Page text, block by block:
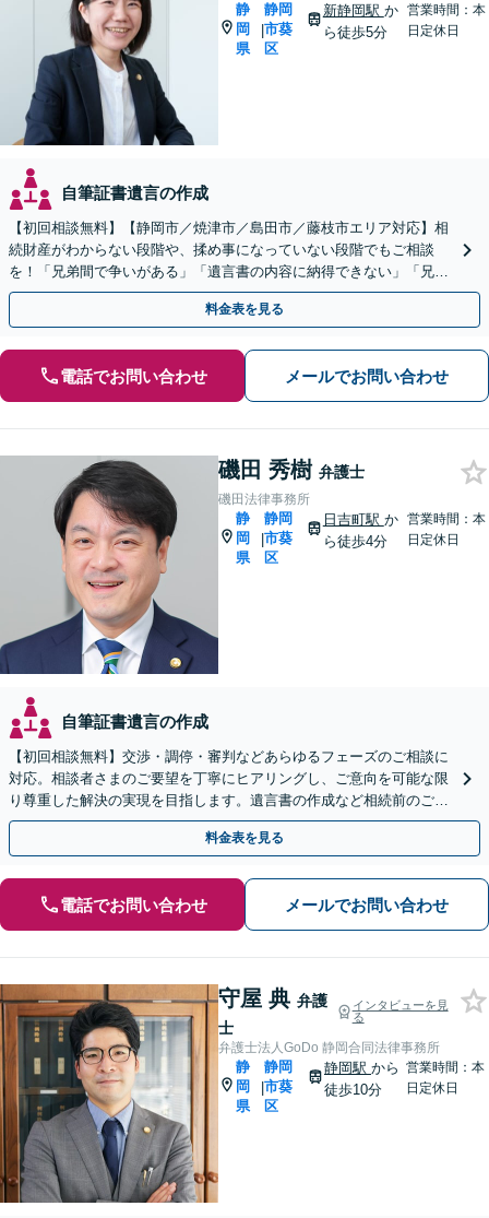
静
岡
県
|
静岡
市葵
区
新静岡駅 か
ら徒歩5分
営業時間：本
日定休日
自筆証書遺言の作成
【初回相談無料】【静岡市／焼津市／島田市／藤枝市エリア対応】相
続財産がわからない段階や、揉め事になっていない段階でもご相談
を！「兄弟間で争いがある」「遺言書の内容に納得できない」「兄弟
による使い込みがあるのではないか」など幅広いお悩みに対応
料金表を見る
電話でお問い合わせ メールでお問い合わせ
磯田 秀樹 弁護士
磯田法律事務所
静
岡
県
|
静岡
市葵
区
日吉町駅 か
ら徒歩4分
営業時間：本
日定休日
自筆証書遺言の作成
【初回相談無料】交渉・調停・審判などあらゆるフェーズのご相談に
対応。相談者さまのご要望を丁寧にヒアリングし、ご意向を可能な限
り尊重した解決の実現を目指します。遺言書の作成など相続前のご相
談もお任せください【完全個室で対応】
料金表を見る
電話でお問い合わせ メールでお問い合わせ
守屋 典 弁護
士
インタビューを見
る
弁護士法人GoDo 静岡合同法律事務所
静
岡
県
|
静岡
市葵
区
静岡駅 から
徒歩10分
営業時間：本
日定休日